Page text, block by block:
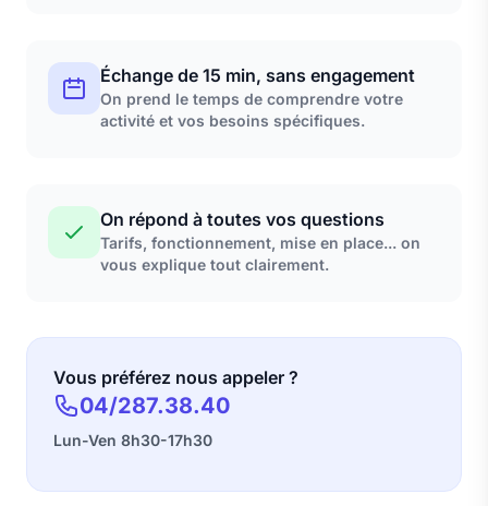
Échange de 15 min, sans engagement
On prend le temps de comprendre votre
activité et vos besoins spécifiques.
On répond à toutes vos questions
Tarifs, fonctionnement, mise en place... on
vous explique tout clairement.
Vous préférez nous appeler ?
04/287.38.40
Lun-Ven 8h30-17h30